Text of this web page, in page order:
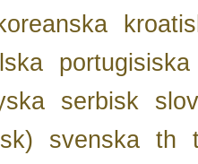
portugisiska
serbisk
svenska th